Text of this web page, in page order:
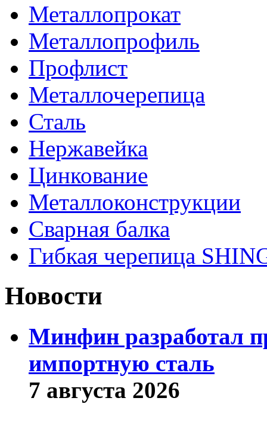
Металлопрокат
Металлопрофиль
Профлист
Металлочерепица
Сталь
Нержавейка
Цинкование
Металлоконструкции
Сварная балка
Гибкая черепица
Новости
Минфин разработал
импортную сталь
7 августа 2026